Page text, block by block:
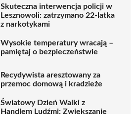
Skuteczna interwencja policji w
Lesznowoli: zatrzymano 22-latka
z narkotykami
Wysokie temperatury wracają –
pamiętaj o bezpieczeństwie
Recydywista aresztowany za
przemoc domową i kradzieże
Światowy Dzień Walki z
Handlem Ludźmi: Zwiększanie